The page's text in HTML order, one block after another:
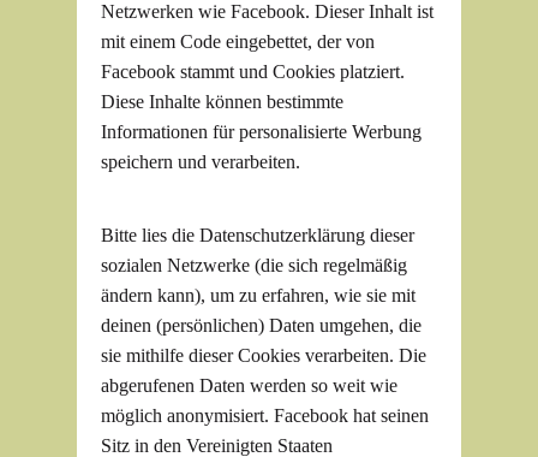
Netzwerken wie Facebook. Dieser Inhalt ist
mit einem Code eingebettet, der von
Facebook stammt und Cookies platziert.
Diese Inhalte können bestimmte
Informationen für personalisierte Werbung
speichern und verarbeiten.
Bitte lies die Datenschutzerklärung dieser
sozialen Netzwerke (die sich regelmäßig
ändern kann), um zu erfahren, wie sie mit
deinen (persönlichen) Daten umgehen, die
sie mithilfe dieser Cookies verarbeiten. Die
abgerufenen Daten werden so weit wie
möglich anonymisiert. Facebook hat seinen
Sitz in den Vereinigten Staaten